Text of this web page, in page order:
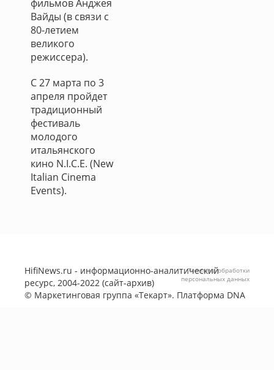
фильмов Анджея
Вайды (в связи с
80-летием
великого
режиссера).
С 27 марта по 3
апреля пройдет
традиционный
фестиваль
молодого
итальянского
кино N.I.C.E. (New
Italian Cinema
Events).
HifiNews.ru - информационно-аналитический
ресурс, 2004-2022 (сайт-архив)
© Маркетинговая группа «Текарт». Платформа DNA
Политика обработки
персональных данных